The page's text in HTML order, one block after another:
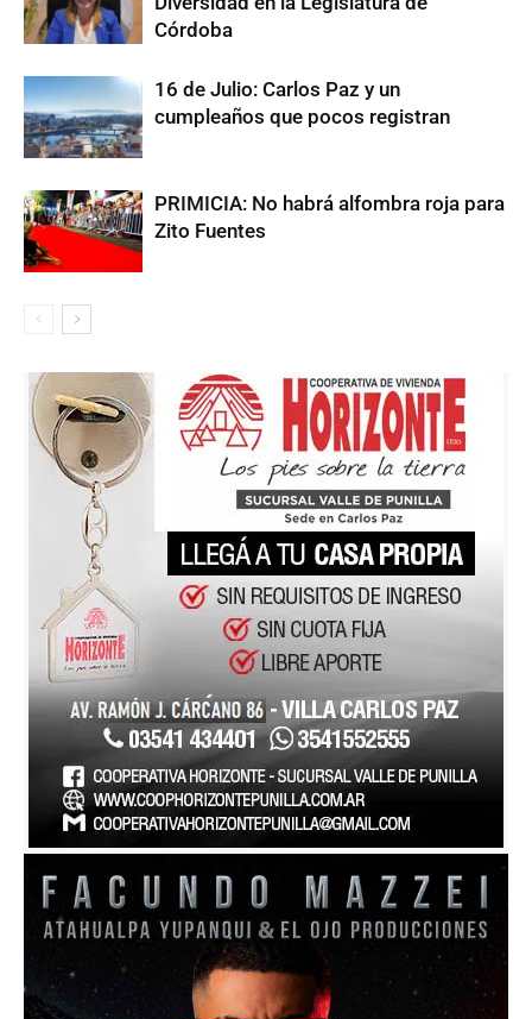
Córdoba
16 de Julio: Carlos Paz y un
cumpleaños que pocos registran
PRIMICIA: No habrá alfombra roja para
Zito Fuentes